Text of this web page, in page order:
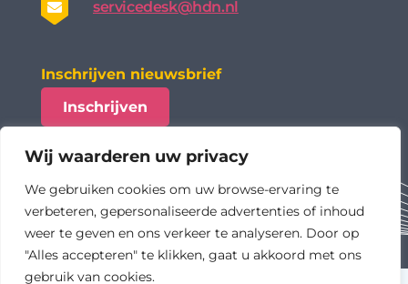
Wij waarderen uw privacy
We gebruiken cookies om uw browse-ervaring te
verbeteren, gepersonaliseerde advertenties of inhoud
weer te geven en ons verkeer te analyseren. Door op
"Alles accepteren" te klikken, gaat u akkoord met ons
gebruik van cookies.
servicedesk@hdn.nl
Inschrijven nieuwsbrief
Inschrijven